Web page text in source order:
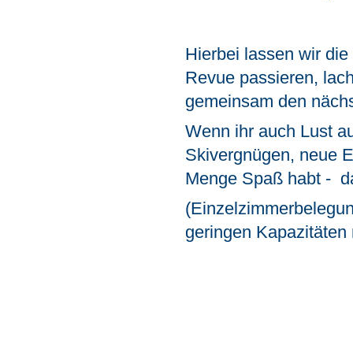
Hierbei lassen wir
Revue passieren,
gemeinsam den
Wenn ihr auch Lust
Skivergnügen, neue
Menge Spaß habt -
geringen